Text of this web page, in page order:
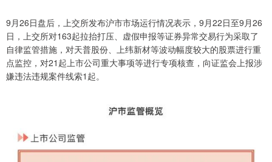
9月26日盘后，上交所发布沪市市场运行情况表示，9月22日至9月26
日，上交所对163起拉抬打压、虚假申报等证券异常交易行为采取了
自律监管措施，对天普股份、上纬新材等波动幅度较大的股票进行重
点监控，对21起上市公司重大事项等进行专项核查，向证监会上报涉
嫌违法违规案件线索1起。